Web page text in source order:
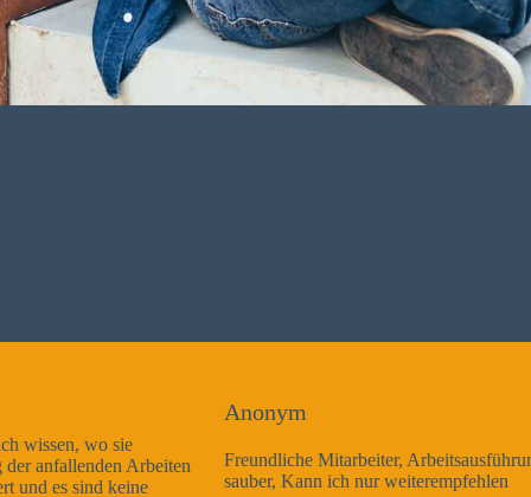
Freundliche Mitarbeiter, Arbeitsausführung sehr gut und sehr
sauber, Kann ich nur weiterempfehlen